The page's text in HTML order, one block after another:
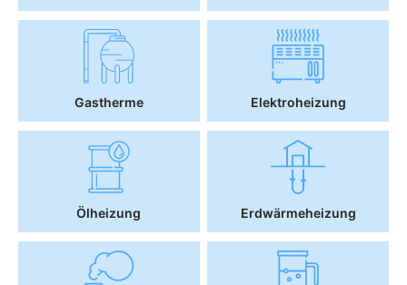
Gastherme Elektroheizung
Ölheizung Erdwärmeheizung